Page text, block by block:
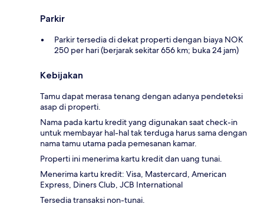
Parkir
Parkir tersedia di dekat properti dengan biaya NOK
250 per hari (berjarak sekitar 656 km; buka 24 jam)
Kebijakan
Tamu dapat merasa tenang dengan adanya pendeteksi
asap di properti.
Nama pada kartu kredit yang digunakan saat check-in
untuk membayar hal-hal tak terduga harus sama dengan
nama tamu utama pada pemesanan kamar.
Properti ini menerima kartu kredit dan uang tunai.
Menerima kartu kredit: Visa, Mastercard, American
Express, Diners Club, JCB International
Tersedia transaksi non-tunai.